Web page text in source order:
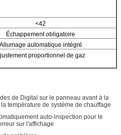
<42
Échappement obligatoire
Allumage automatique intégré
proportionnel de gaz
de Digital sur le panneau avant à la
température de système de chauffage
auto-inspection pour le
sur l'affichage